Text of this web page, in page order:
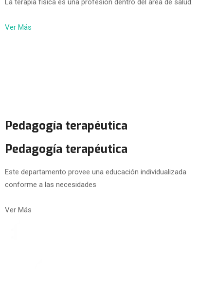
La terapia física es una profesión dentro del área de salud.
Ver Más
Pedagogía terapéutica
Pedagogía terapéutica
Este departamento provee una educación individualizada
conforme a las necesidades
Ver Más